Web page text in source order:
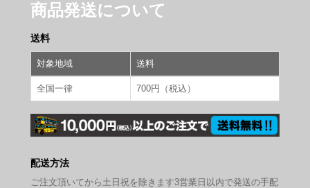
商品発送について
送料
対象地域 送料
全国一律 700円（税込）
配送方法
ご注文頂いてから土日祝を除きます3営業日以内で発送の手配